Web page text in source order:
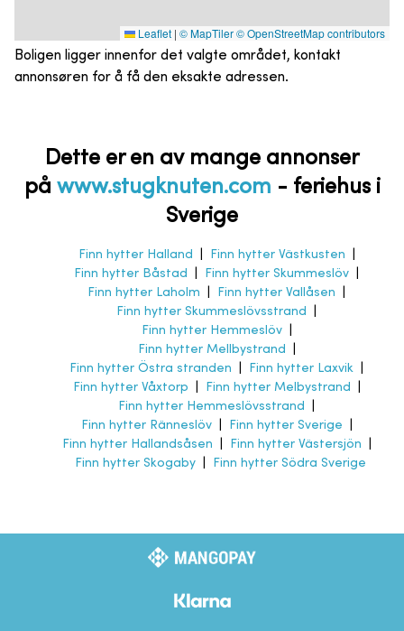
Leaflet | © MapTiler© OpenStreetMap contributors
Boligen ligger innenfor det valgte området, kontakt
annonsøren for å få den eksakte adressen.
Dette er en av mange annonser
på www.stugknuten.com - feriehus i
Sverige
Finn hytter Halland Finn hytter Västkusten
Finn hytter Båstad
Finn hytter Skummeslöv
Finn hytter Laholm
Finn hytter Vallåsen
Finn hytter Skummeslövsstrand
Finn hytter Hemmeslöv|
Finn hytter Mellbystrand
Finn hytter Östra stranden
Finn hytter Laxvik
Finn hytter Våxtorp
Finn hytter Melbystrand
Finn hytter Hemmeslövsstrand
Finn hytter Ränneslöv| Finn hytter Sverige
Finn hytter Hallandsåsen
Finn hytter Västersjön
Finn hytter Skogaby| Finn hytter Södra Sverige